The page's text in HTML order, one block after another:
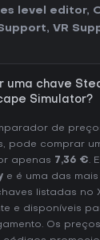
level editor,
, VR
uma chave
Simulator?
de
pode comprar
apenas 7,36 €.
e é uma das
listadas no
e disponíveis
Os